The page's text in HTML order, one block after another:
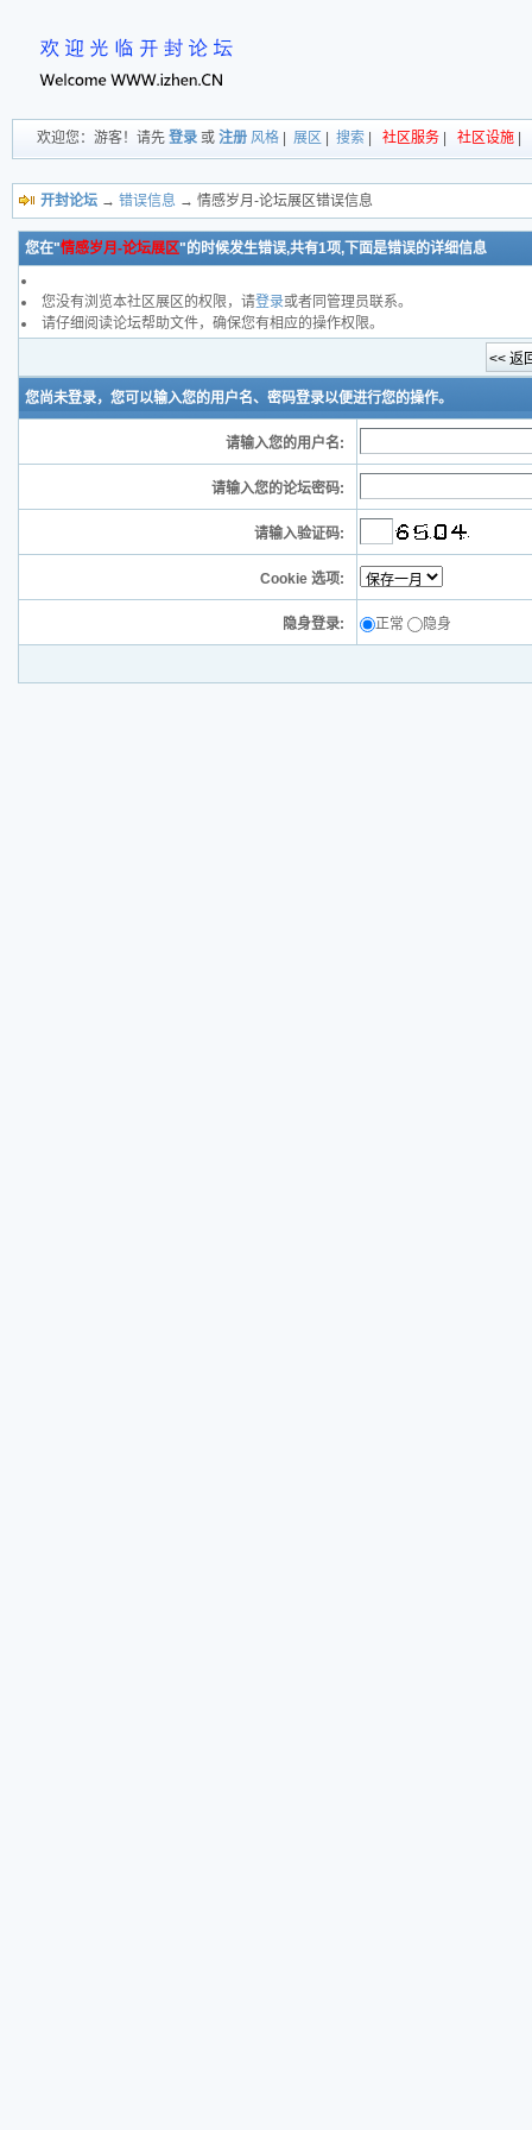
欢迎您：游客！请先 登录 或 注册 风格 展区 搜索 社区服务 社区设施
开封论坛 → 错误信息 → 情感岁月-论坛展区错误信息
您在"情感岁月-论坛展区"的时候发生错误,共有1项,下面是错误的详细信息
您没有浏览本社区展区的权限，请登录或者同管理员联系。
请仔细阅读论坛帮助文件，确保您有相应的操作权限。
您尚未登录，您可以输入您的用户名、密码登录以便进行您的操作。
请输入您的用户名:
请输入您的论坛密码:
请输入验证码:
Cookie 选项:
隐身登录: 正常 隐身